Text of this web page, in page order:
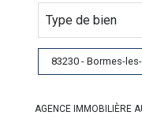
De l'ancien
De l'immo pro
Type de bien
83230 - Bormes-
AGENCE IMMOBILIÈRE